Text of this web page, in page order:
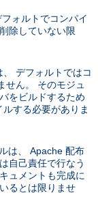
ォルトでコンパイ
除していない限
デフォルトではコ
せん。 そのモジュ
をビルドするため
する必要がありま
は、 Apache 配布
自己責任で行なう
ュメントも完成に
るとは限りませ